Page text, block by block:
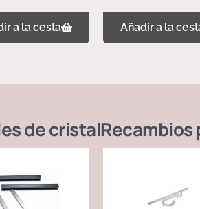
a la cesta Añadir a la
de cristal